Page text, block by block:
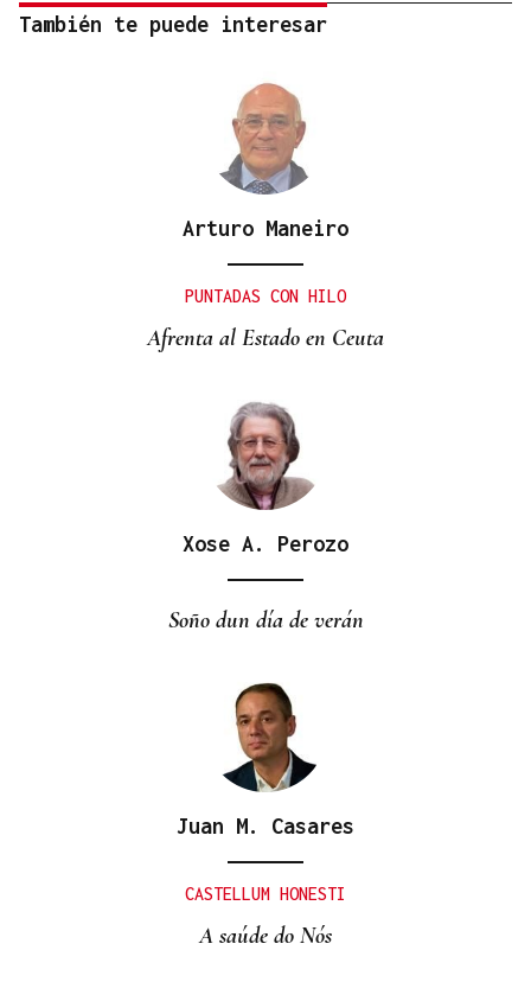
También te puede interesar
Arturo Maneiro
PUNTADAS CON HILO
Afrenta al Estado en Ceuta
Xose A. Perozo
Soño dun día de verán
Juan M. Casares
CASTELLUM HONESTI
A saúde do Nós